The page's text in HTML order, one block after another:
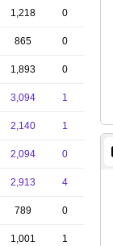
1,218 0
865 0
1,893 0
3,094 1
2,140 1
2,094 0
2,913 4
789 0
1,001 1